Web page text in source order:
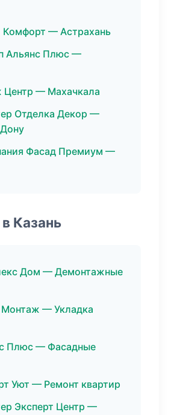
— Астрахань
Альянс Плюс —
— Махачкала
Отделка Декор —
Фасад Премиум —
Казань
Дом — Демонтажные
— Укладка
Плюс — Фасадные
Уют — Ремонт квартир
Эксперт Центр —